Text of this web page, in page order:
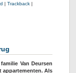
| Trackback |
Van Deursen
appartementen. Als